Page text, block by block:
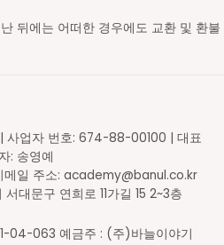
뒤에는 어떠한 경우에도 교환 및 환불
사업자 번호: 674-88-00100 | 대표
자: 송영예
메일 주소: academy@banul.co.kr
대문구 연희로 11가길 15 2~3층
04-063 예금주 : (주)바늘이야기